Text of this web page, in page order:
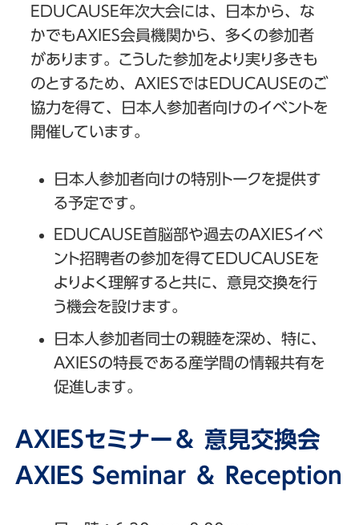
EDUCAUSE年次大会には、日本から、な
かでもAXIES会員機関から、多くの参加者
があります。こうした参加をより実り多きも
のとするため、AXIESではEDUCAUSEのご
協力を得て、日本人参加者向けのイベントを
開催しています。
日本人参加者向けの特別トークを提供す
る予定です。
EDUCAUSE首脳部や過去のAXIESイベ
ント招聘者の参加を得てEDUCAUSEを
よりよく理解すると共に、意見交換を行
う機会を設けます。
日本人参加者同士の親睦を深め、特に、
AXIESの特長である産学間の情報共有を
促進します。
AXIESセミナー＆ 意見交換会
AXIES Seminar ＆ Reception